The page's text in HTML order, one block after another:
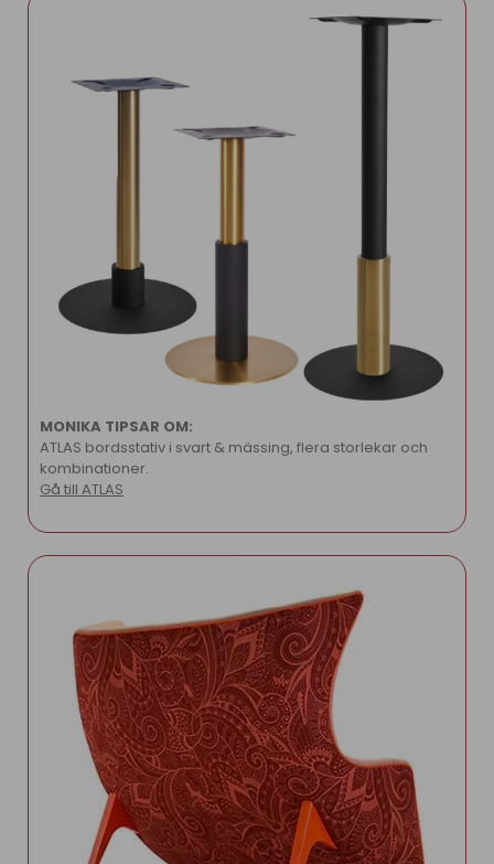
MONIKA TIPSAR OM:
ATLAS bordsstativ i svart & mässing, flera storlekar och
kombinationer.
Gå till ATLAS